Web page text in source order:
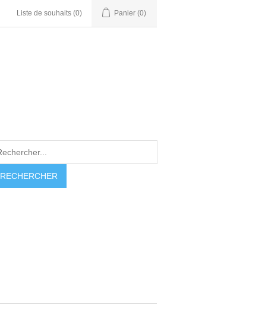
Liste de souhaits (0) Panier (0)
RECHERCHER